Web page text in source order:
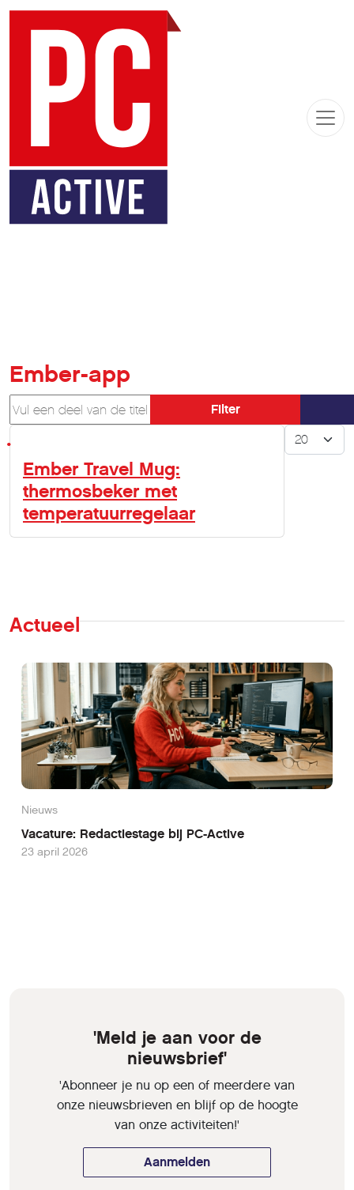
Ember-app
Vul een deel van de titel in
Filter
Toon #
Ember Travel Mug:
thermosbeker met
temperatuurregelaar
Actueel
Nieuws
Vacature: Redactiestage bij PC-Active
23 april 2026
'Meld je aan voor de
nieuwsbrief'
'Abonneer je nu op een of meerdere van
onze nieuwsbrieven en blijf op de hoogte
van onze activiteiten!'
Aanmelden